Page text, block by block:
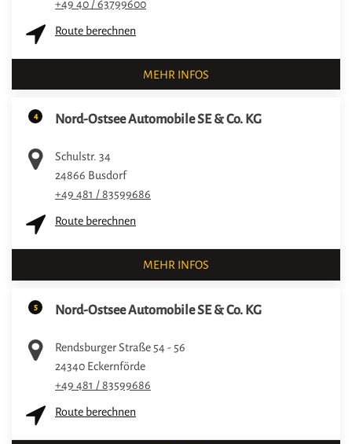
+49 40 / 63799600
Route berechnen
MEHR INFOS
4 Nord-Ostsee Automobile SE & Co. KG
Schulstr. 34
24866 Busdorf
+49 481 / 83599686
Route berechnen
MEHR INFOS
5 Nord-Ostsee Automobile SE & Co. KG
Rendsburger Straße 54 - 56
24340 Eckernförde
+49 481 / 83599686
Route berechnen